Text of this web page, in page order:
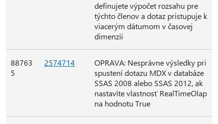
definujete výpočet rozsahu pre
týchto členov a dotaz pristupuje k
viacerým dátumom v časovej
dimenzii
88763
5
2574714
OPRAVA: Nesprávne výsledky pri
spustení dotazu MDX v databáze
SSAS 2008 alebo SSAS 2012, ak
nastavíte vlastnosť RealTimeOlap
na hodnotu True